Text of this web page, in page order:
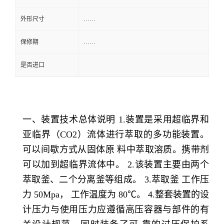
外形尺寸
保修期
是否进口
一、装置技术总体说明 1.装置是采用超临界和
亚临界（CO2）流体进行萃取的多功能装置。
可以间歇方式从固体原 料中萃取溶质。携带剂
可以加到超临界流体中。 2.该装置主要由两个
萃取釜、二个分离釜等组成。 3.萃取釜 工作压
力 50Mpa， 工作温度为 80℃。 4.整套装置的设
计压力与使用压力应遵循高压容器与部件的有